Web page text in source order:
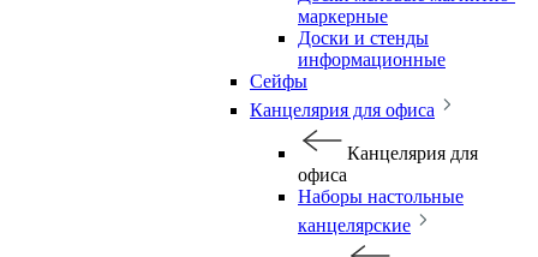
маркерные
Доски и стенды
информационные
Сейфы
Канцелярия для офиса
Канцелярия для
офиса
Наборы настольные
канцелярские